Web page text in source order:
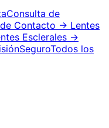
Consulta de
Contacto → Lentes
Esclerales →
SeguroTodos los